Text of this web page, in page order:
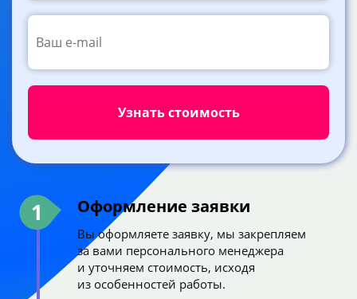
1 Оформление заявки
Вы оформляете заявку, мы закрепляем
за вами персонального менеджера
и уточняем стоимость, исходя
из особенностей работы.